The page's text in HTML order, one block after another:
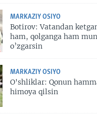
MARKAZIY OSIYO
Botirov: Vatandan
ham, qolganga ham
o’zgarsin
MARKAZIY OSIYO
O'shliklar: Qonun
himoya qilsin